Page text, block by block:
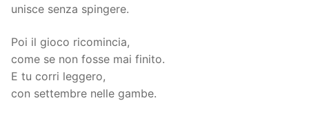
unisce senza spingere.
Poi il gioco ricomincia,
come se non fosse mai finito.
E tu corri leggero,
con settembre nelle gambe.